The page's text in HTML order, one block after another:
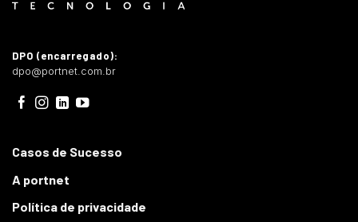
DPO (encarregado):
dpo@portnet.com.br
Casos de Sucesso
A portnet
Política de privacidade